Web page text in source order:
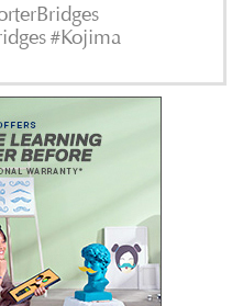
#Kojima